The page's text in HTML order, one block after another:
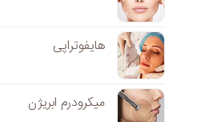
هایفوتراپی
میکرودرم ابریژن